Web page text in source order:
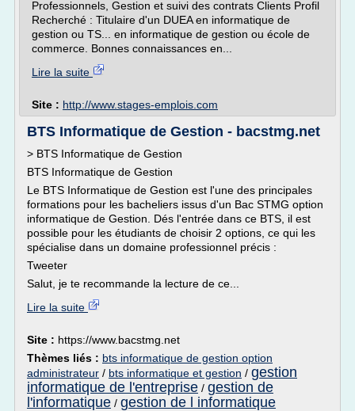
Professionnels, Gestion et suivi des contrats Clients Profil
Recherché : Titulaire d'un DUEA en informatique de
gestion ou TS... en informatique de gestion ou école de
commerce. Bonnes connaissances en...
Lire la suite
Site : http://www.stages-emplois.com
BTS Informatique de Gestion - bacstmg.net
> BTS Informatique de Gestion
BTS Informatique de Gestion
Le BTS Informatique de Gestion est l'une des principales
formations pour les bacheliers issus d'un Bac STMG option
informatique de Gestion. Dés l'entrée dans ce BTS, il est
possible pour les étudiants de choisir 2 options, ce qui les
spécialise dans un domaine professionnel précis :
Tweeter
Salut, je te recommande la lecture de ce...
Lire la suite
Site : https://www.bacstmg.net
Thèmes liés : bts informatique de gestion option
administrateur / bts informatique et gestion / gestion
informatique de l'entreprise / gestion de
l'informatique / gestion de l informatique